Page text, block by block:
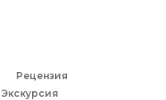
Рецензия
Экскурсия